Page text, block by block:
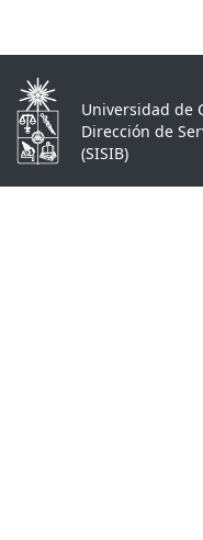
Universidad de
Dirección de
(SISIB)